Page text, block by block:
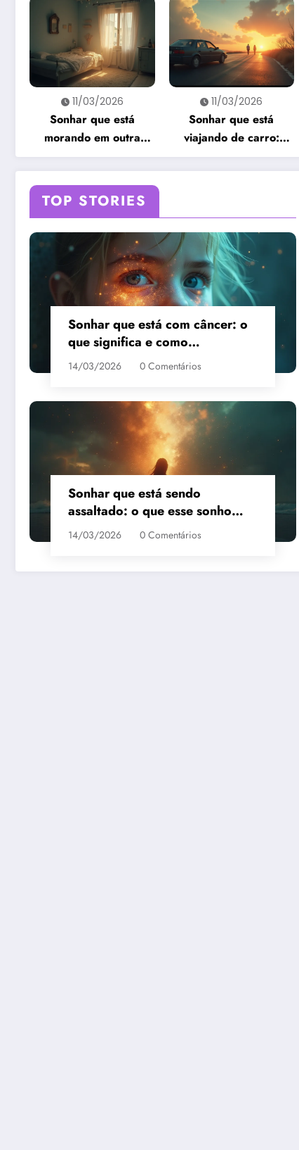
11/03/2026
Sonhar que está
morando em outra
casa: o que revela esse
sonho?
11/03/2026
Sonhar que está
viajando de carro:
significado e
interpretação
TOP STORIES
Sonhar que está com câncer: o
que significa e como
interpretar?
14/03/2026 0 Comentários
Sonhar que está sendo
assaltado: o que esse sonho
quer te dizer?
14/03/2026 0 Comentários